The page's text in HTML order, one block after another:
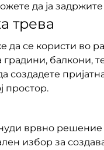
да ја
трева
се користи во
градини,
создадете
простор.
врвно решение
избор за